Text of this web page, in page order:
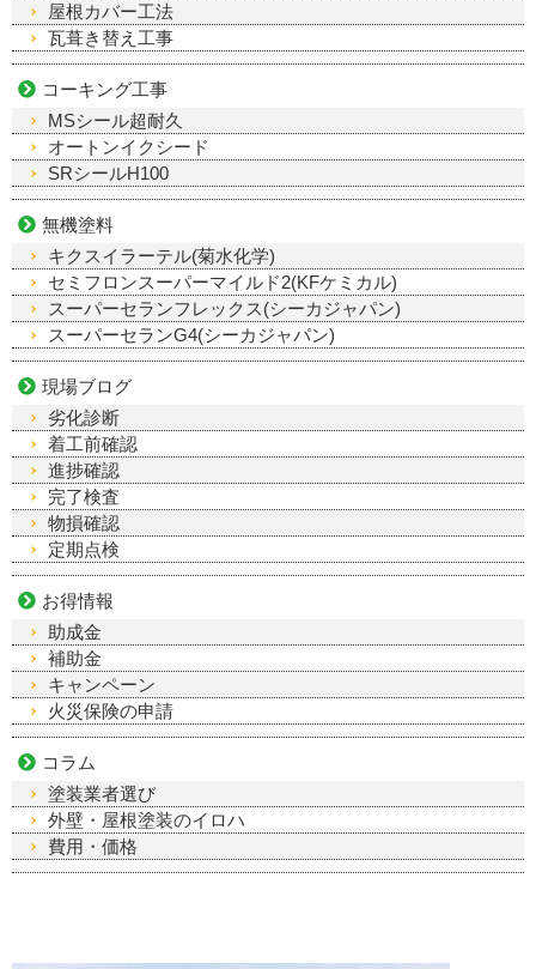
屋根カバー工法
瓦葺き替え工事
コーキング工事
MSシール超耐久
オートンイクシード
SRシールH100
無機塗料
キクスイラーテル(菊水化学)
セミフロンスーパーマイルド2(KFケミカル)
スーパーセランフレックス(シーカジャパン)
スーパーセランG4(シーカジャパン)
現場ブログ
劣化診断
着工前確認
進捗確認
完了検査
物損確認
定期点検
お得情報
助成金
補助金
キャンペーン
火災保険の申請
コラム
塗装業者選び
外壁・屋根塗装のイロハ
費用・価格